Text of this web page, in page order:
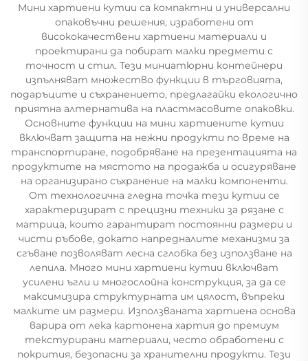
Мини хартиени кутии са компактни и универсални
опаковъчни решения, изработени от
висококачествени хартиени материали и
проектирани да побират малки предмети с
точност и стил. Тези миниатюрни контейнери
изпълняват множество функции в търговията,
подаръците и съхранението, предлагайки екологично
приятна алтернатива на пластмасовите опаковки.
Основните функции на мини хартиените кутии
включват защита на нежни продукти по време на
транспортиране, подобряване на презентацията на
продуктите на мястото на продажба и осигуряване
на организирано съхранение на малки компоненти.
От технологична гледна точка тези кутии се
характеризират с прецизни техники за рязане с
матрица, които гарантират постоянни размери и
чисти ръбове, докато напредналите механизми за
сгъване позволяват лесна сглобка без използване на
лепила. Много мини хартиени кутии включват
усилени ъгли и многослойна конструкция, за да се
максимизира структурната им цялост, въпреки
малките им размери. Използваната хартиена основа
варира от лека картонена хартия до премиум
текстурирани материали, често обработени с
покрития, безопасни за хранителни продукти. Тези